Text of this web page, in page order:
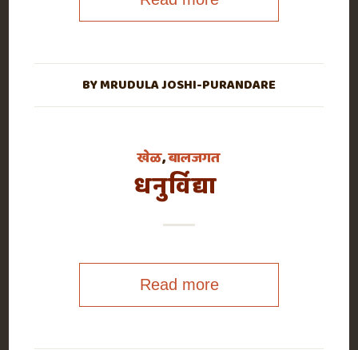
BYMRUDULA JOSHI-PURANDARE
खेळ,बालजगत
धनुर्विद्या
Read more